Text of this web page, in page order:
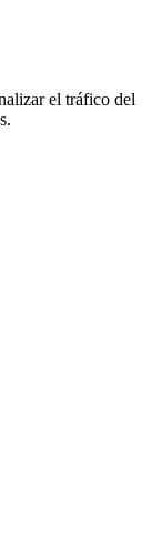
el tráfico del